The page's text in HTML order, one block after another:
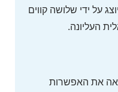
על ידי שלושה קווים
העליונה.
את האפשרות